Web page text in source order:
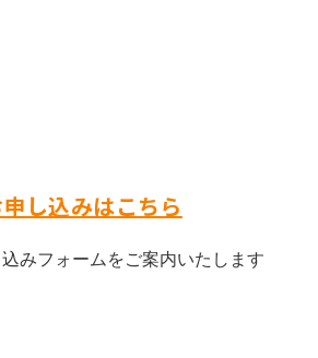
し込みはこちら
みフォームをご案内いたします